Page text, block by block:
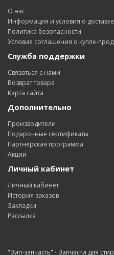
О нас
Информация и условия о
Политика безопасности
Условия соглашения о купле-
Служба поддержки
Связаться с нами
Возврат товара
Карта сайта
Дополнительно
Производители
Подарочные сертификаты
Партнёрская программа
Акции
Личный кабинет
Личный кабинет
История заказов
Закладки
Рассылка
"Зип-запчасть" - Запчасти для